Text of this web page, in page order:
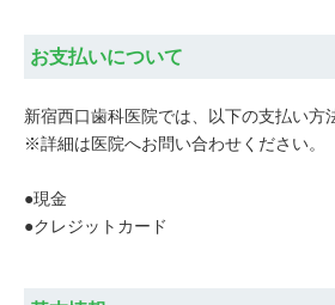
お支払いについて
新宿西口歯科医院では、以下の支払い方
※詳細は医院へお問い合わせください。
●現金
●クレジットカード